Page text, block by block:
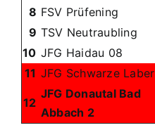
8 FSV Prüfening
9 TSV Neutraubling
10 JFG Haidau 08
11 JFG Schwarze Laber
12
JFG Donautal Bad
Abbach 2